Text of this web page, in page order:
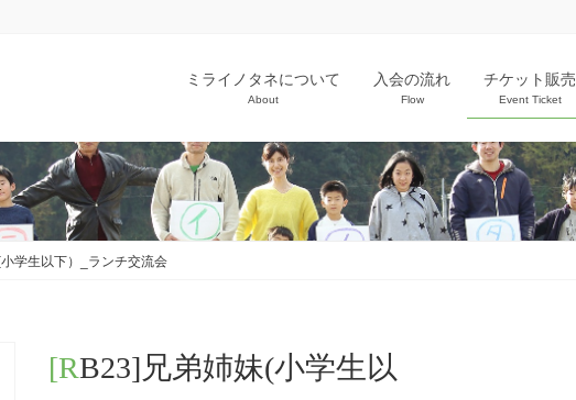
ミライノタネについて
About
入会の流れ
Flow
チケット販売
Event Ticket
学生以下）_ランチ交流会
[RB23]兄弟姉妹(小学生以